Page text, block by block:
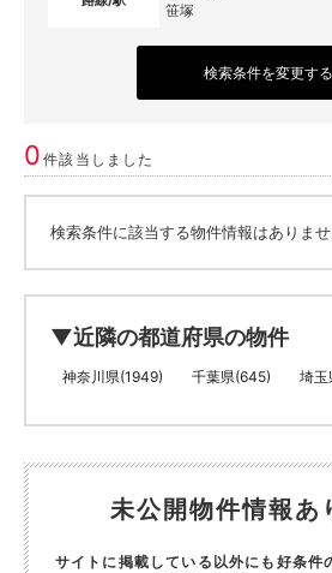
笹塚
検索条件を変更する
0件該当しました
検索条件に該当する物件情報はありま
▼近隣の都道府県の物件
神奈川県(1949) 千葉県(645) 埼玉
未公開物件情報あ
サイトに掲載している以外にも好条件